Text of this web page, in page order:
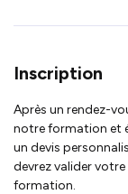
Inscription
Après un rendez-
notre formation et
un devis
devrez valider
formation.